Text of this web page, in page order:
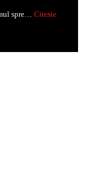
spre… Citeste